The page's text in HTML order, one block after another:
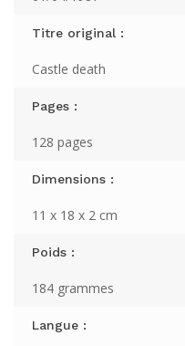
Titre original :
Castle death
Pages :
128 pages
Dimensions :
11 x 18 x 2 cm
Poids :
184 grammes
Langue :